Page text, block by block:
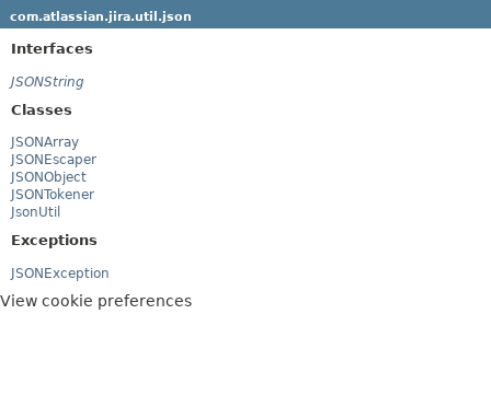
com.atlassian.jira.util.json
Interfaces
JSONString
Classes
JSONArray
JSONEscaper
JSONObject
JSONTokener
JsonUtil
Exceptions
JSONException
View cookie preferences